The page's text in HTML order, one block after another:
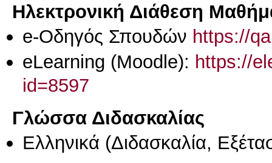
Ηλεκτρονική Διάθεση
e-Οδηγός Σπουδών https://
eLearning (Moodle): https://
id=8597
Γλώσσα Διδασκαλίας
Ελληνικά (Διδασκαλία,